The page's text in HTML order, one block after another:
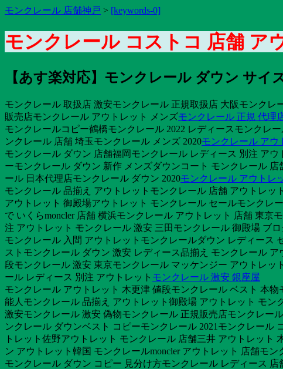
モンクレール 店舗神戸 > [keywords-0]
モンクレール コストコ 店舗 ア
【あす楽対応】モンクレール ダウン サイ
モンクレール 取扱店 激安モンクレール 正規取扱店 大阪モンク
販売店モンクレール アウトレット メンズモンクレール 正規 代理
モンクレールコピー鶴橋モンクレール 2022 レディースモンクレ
ンクレール 店舗 埼玉モンクレール メンズ 2020モンクレール アウ
モンクレール ダウン 店舗福岡モンクレール レディース 別注 ア
ーモンクレール ダウン 新作 メンズダウンコート モンクレール
ール 日本代理店モンクレール ダウン 2020モンクレール アウトレ
モンクレール 品揃え アウトレットモンクレール 店舗 アウトレ
アウトレット 御殿場アウトレット モンクレール セールモンクレ
で いくらmoncler 店舗 横浜モンクレール アウトレット 店舗 東京
注 アウトレット モンクレール 激安 三田モンクレール 御殿場 ブ
モンクレール 入間 アウトレットモンクレールダウン レディース
ストモンクレール ダウン 激安 レディース品揃え モンクレール
段モンクレール 激安 東京モンクレール マッケンジー アウトレ
ール レディース 別注 アウトレット モンクレール 激安 銀座屋
モンクレール アウトレット 木更津 値段モンクレール ベスト 本
能人モンクレール 品揃え アウトレット御殿場 アウトレット モ
激安モンクレール 激安 偽物モンクレール 正規販売店モンクレー
ンクレール ダウンベスト コピーモンクレール 2021モンクレー
トレット佐野アウトレット モンクレール 店舗三井 アウトレッ
ン アウトレット韓国 モンクレールmoncler アウトレット 店舗モ
モンクレール ダウン コピー 見分け方モンクレール レディース